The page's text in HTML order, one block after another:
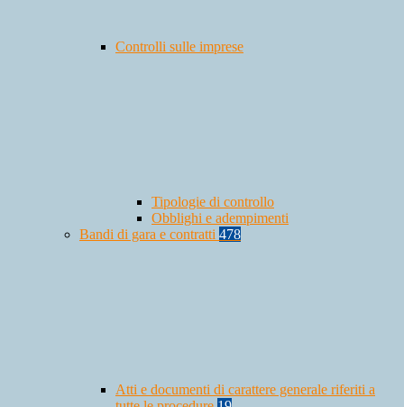
Controlli sulle imprese
Tipologie di controllo
Obblighi e adempimenti
Bandi di gara e contratti 478
Atti e documenti di carattere generale riferiti a